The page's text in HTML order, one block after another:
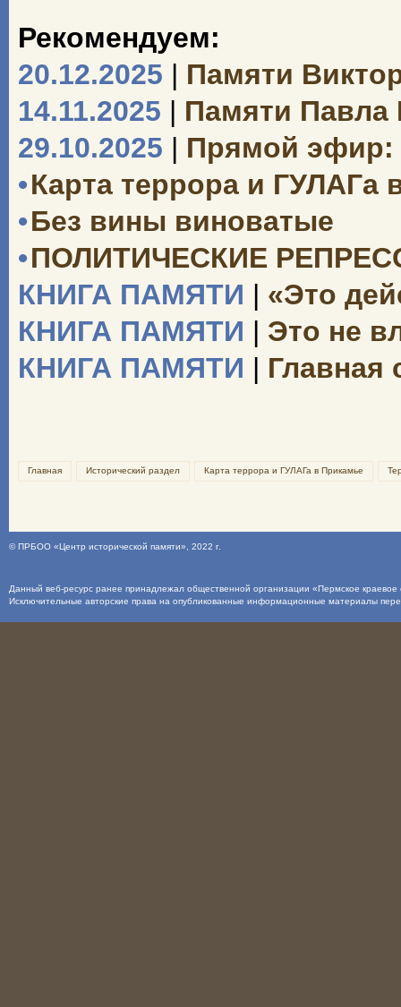
Рекомендуем:
20.12.2025 | Памяти
14.11.2025 | Памяти Павла
29.10.2025 | Прямой эфир:
•Карта террора и ГУЛАГа
•Без вины виноватые
•ПОЛИТИЧЕСКИЕ
КНИГА ПАМЯТИ | «Это
КНИГА ПАМЯТИ | Это не
КНИГА ПАМЯТИ | Главная
Главная Исторический раздел Карта террора и ГУЛАГа в Прикамье
©ПРБОО «Центр исторической памяти» , 2022 г.
Данный веб-ресурс ранее принадлежал общественной организации «Пермское
Исключительные авторские права на опубликованные информационные материалы